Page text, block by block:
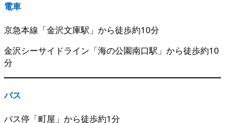
電車
京急本線「金沢文庫駅」から徒歩約10分
金沢シーサイドライン「海の公園南口駅」から徒歩約10
分
バス
バス停「町屋」から徒歩約1分